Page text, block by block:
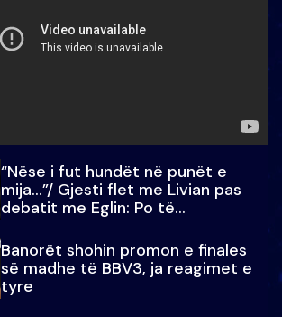
“Nëse i fut hundët në punët e
mija…”/ Gjesti flet me Livian pas
debatit me Eglin: Po të
Banorët shohin promon e finales
së madhe të BBV3, ja reagimet e
tyre